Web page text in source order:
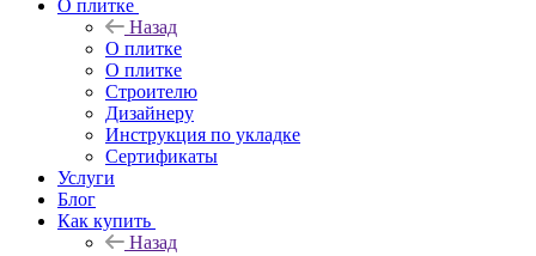
О плитке
Назад
О плитке
О плитке
Строителю
Дизайнеру
Инструкция по укладке
Сертификаты
Услуги
Блог
Как купить
Назад